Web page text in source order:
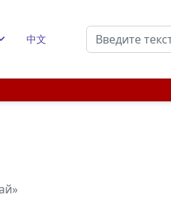
中文
Поиск